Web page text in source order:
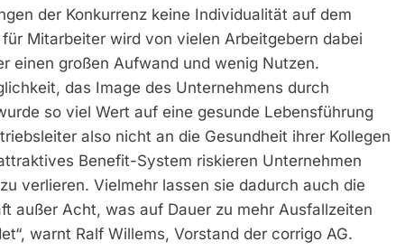
der Konkurrenz keine Individualität auf dem
Mitarbeiter wird von vielen Arbeitgebern dabei
einen großen Aufwand und wenig Nutzen.
das Image des Unternehmens durch
so viel Wert auf eine gesunde Lebensführung
also nicht an die Gesundheit ihrer Kollegen
Benefit-System riskieren Unternehmen
verlieren. Vielmehr lassen sie dadurch auch die
außer Acht, was auf Dauer zu mehr Ausfallzeiten
warnt Ralf Willems, Vorstand der corrigo AG.